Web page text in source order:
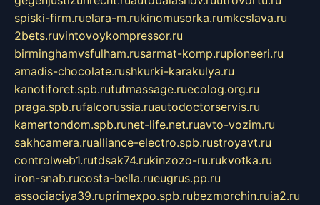
spiski-firm.ruelara-m.rukinomusorka.rumkcslava.ru
2bets.ruvintovoykompressor.ru
birminghamvsfulham.rusarmat-komp.rupioneeri.ru
amadis-chocolate.rushkurki-karakulya.ru
kanotiforet.spb.rututmassage.ruecolog.org.ru
praga.spb.rufalcorussia.ruautodoctorservis.ru
kamertondom.spb.runet-life.net.ruavto-vozim.ru
sakhcamera.rualliance-electro.spb.rustroyavt.ru
controlweb1.rutdsak74.rukinzozo-ru.rukvotka.ru
iron-snab.rucosta-bella.rueugrus.pp.ru
associaciya39.ruprimexpo.spb.rubezmorchin.ruia2.ru